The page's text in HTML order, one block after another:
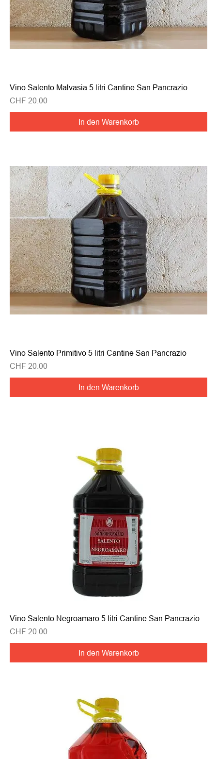
Vino Salento Malvasia 5 litri Cantine San Pancrazio
Preis
CHF 20.00
In den Warenkorb
Vino Salento Primitivo 5 litri Cantine San Pancrazio
Preis
CHF 20.00
In den Warenkorb
Vino Salento Negroamaro 5 litri Cantine San Pancrazio
Preis
CHF 20.00
In den Warenkorb